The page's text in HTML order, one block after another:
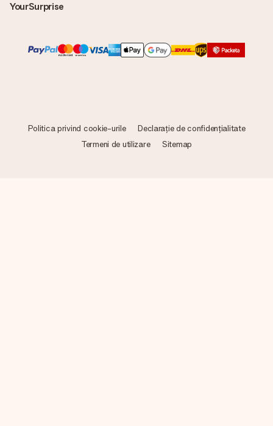
YourSurprise
Politica privind cookie-urile
Declarație de confidențialitate
Termeni de utilizare
Sitemap